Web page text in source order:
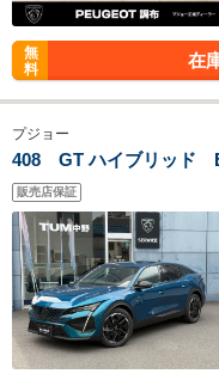
無
料
在
プジョー
408 GT ハイブリッド
販売店保証